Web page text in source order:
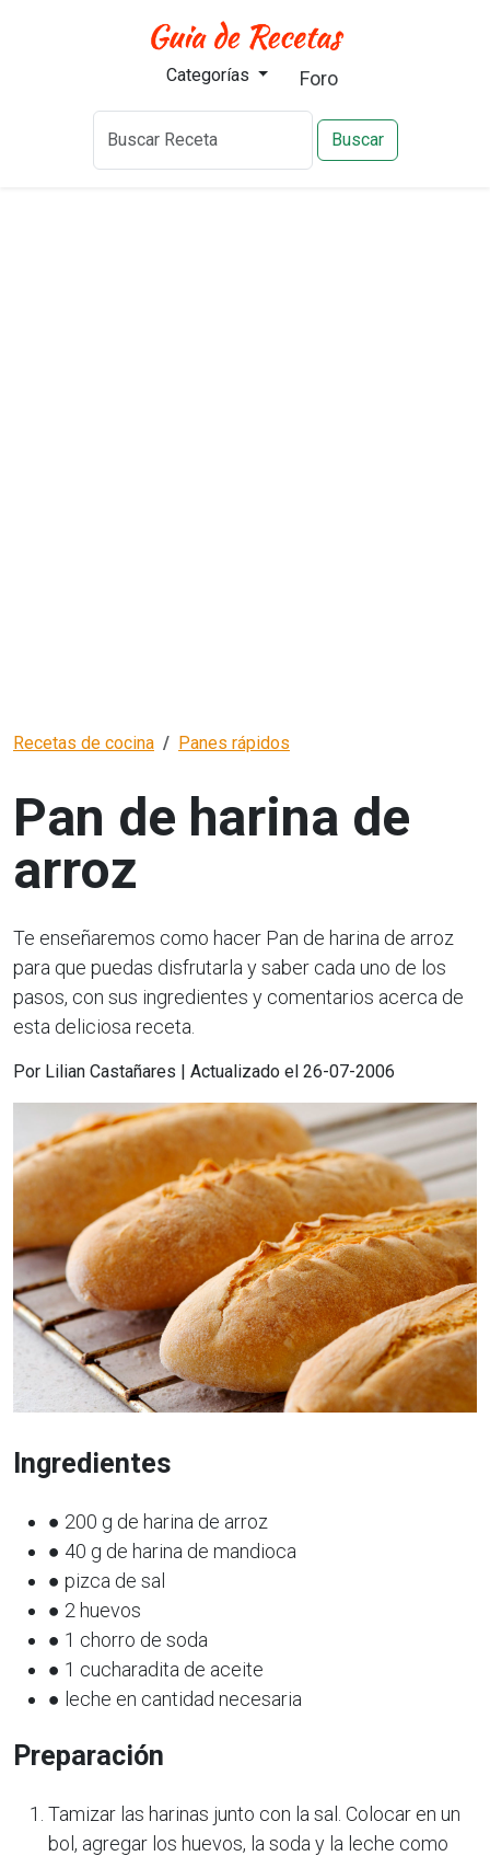
Categorías Foro
Buscar
Recetas de cocina Panes rápidos
Pan de harina de
arroz
Te enseñaremos como hacer Pan de harina de arroz
para que puedas disfrutarla y saber cada uno de los
pasos, con sus ingredientes y comentarios acerca de
esta deliciosa receta.
Por Lilian Castañares | Actualizado el 26-07-2006
Ingredientes
● 200 g de harina de arroz
● 40 g de harina de mandioca
● pizca de sal
● 2 huevos
● 1 chorro de soda
● 1 cucharadita de aceite
● leche en cantidad necesaria
Preparación
Tamizar las harinas junto con la sal. Colocar en un
bol, agregar los huevos, la soda y la leche como